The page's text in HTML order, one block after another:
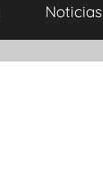
Noticias